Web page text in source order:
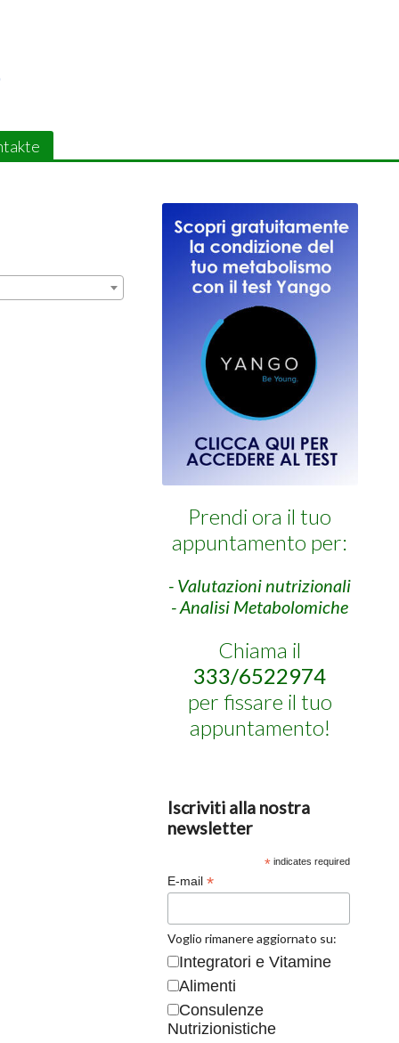
Prendi ora il tuo
appuntamento per:
- Valutazioni nutrizionali
- Analisi Metabolomiche
Chiama il
333/6522974
per fissare il tuo
appuntamento!
Iscriviti alla nostra
newsletter
* indicates required
E-mail*
Voglio rimanere aggiornato su:
Integratori e Vitamine
Alimenti
Consulenze
Nutrizionistiche